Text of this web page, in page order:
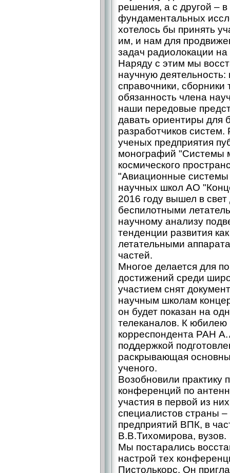
решения, а с другой –
фундаментальных
хотелось бы принять
им, и нам для
задач радиолокации
Наряду с этим мы
научную
справочники, сборники
обязанность члена
наши передовые
давать ориентиры для
разработчиков
ученых предприятия
монографий "Системы
космического
"Авиационные
научных школ АО
2016 году вышел в
беспилотными
научному анализу
тенденции развития
летательными
частей.
Многое делается для
достижений среди
участием снят
научным школам
он будет показан на
телеканалов. К
корреспондента РАН
поддержкой
раскрывающая
ученого.
Возобновили практику
конференций по
участия в первой из
специалистов страны
предприятий ВПК, в
В.В.Тихомирова, вузов.
Мы постарались
настрой тех
Пистолькорс. Он